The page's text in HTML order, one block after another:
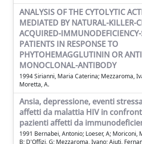
ANALYSIS OF THE CYTOLYTIC
MEDIATED BY NATURAL-KILLER-
ACQUIRED-
PATIENTS IN RESPONSE TO
PHYTOHEMAGGLUTININ OR
MONOCLONAL-ANTIBODY
1994 Sirianni, Maria Caterina; Mezzaroma,
Moretta, A.
Ansia, depressione, eventi
affetti da malattia HIV in
pazienti affetti da
1991 Bernabei, Antonio; Loeser, A; Moriconi,
B; D'Offizi, G; Mezzaroma, Ivano; Aiuti,